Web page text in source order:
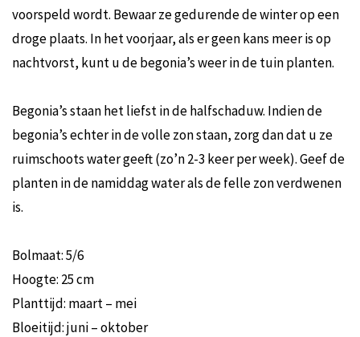
voorspeld wordt. Bewaar ze gedurende de winter op een
droge plaats. In het voorjaar, als er geen kans meer is op
nachtvorst, kunt u de begonia’s weer in de tuin planten.
Begonia’s staan het liefst in de halfschaduw. Indien de
begonia’s echter in de volle zon staan, zorg dan dat u ze
ruimschoots water geeft (zo’n 2-3 keer per week). Geef de
planten in de namiddag water als de felle zon verdwenen
is.
Bolmaat: 5/6
Hoogte: 25 cm
Planttijd: maart – mei
Bloeitijd: juni – oktober